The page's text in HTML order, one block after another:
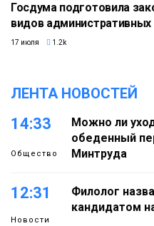
Госдума подготовила
видов
17 июля 1.2k
ЛЕНТА НОВОСТЕЙ
14:33
Общество
Можно ли
обеденный
Минтруда
12:31
Новости
Филолог
кандидатом